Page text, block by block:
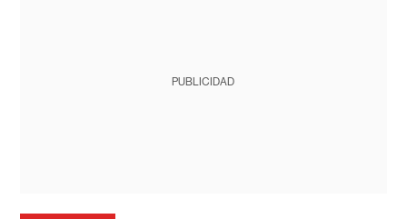
PUBLICIDAD